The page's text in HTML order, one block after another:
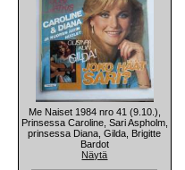
Me Naiset 1984 nro 41 (9.10.),
Prinsessa Caroline, Sari Aspholm,
prinsessa Diana, Gilda, Brigitte
Bardot
Näytä